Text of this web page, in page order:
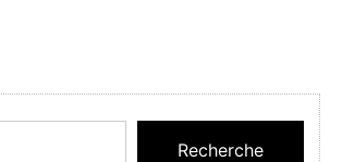
Recherche